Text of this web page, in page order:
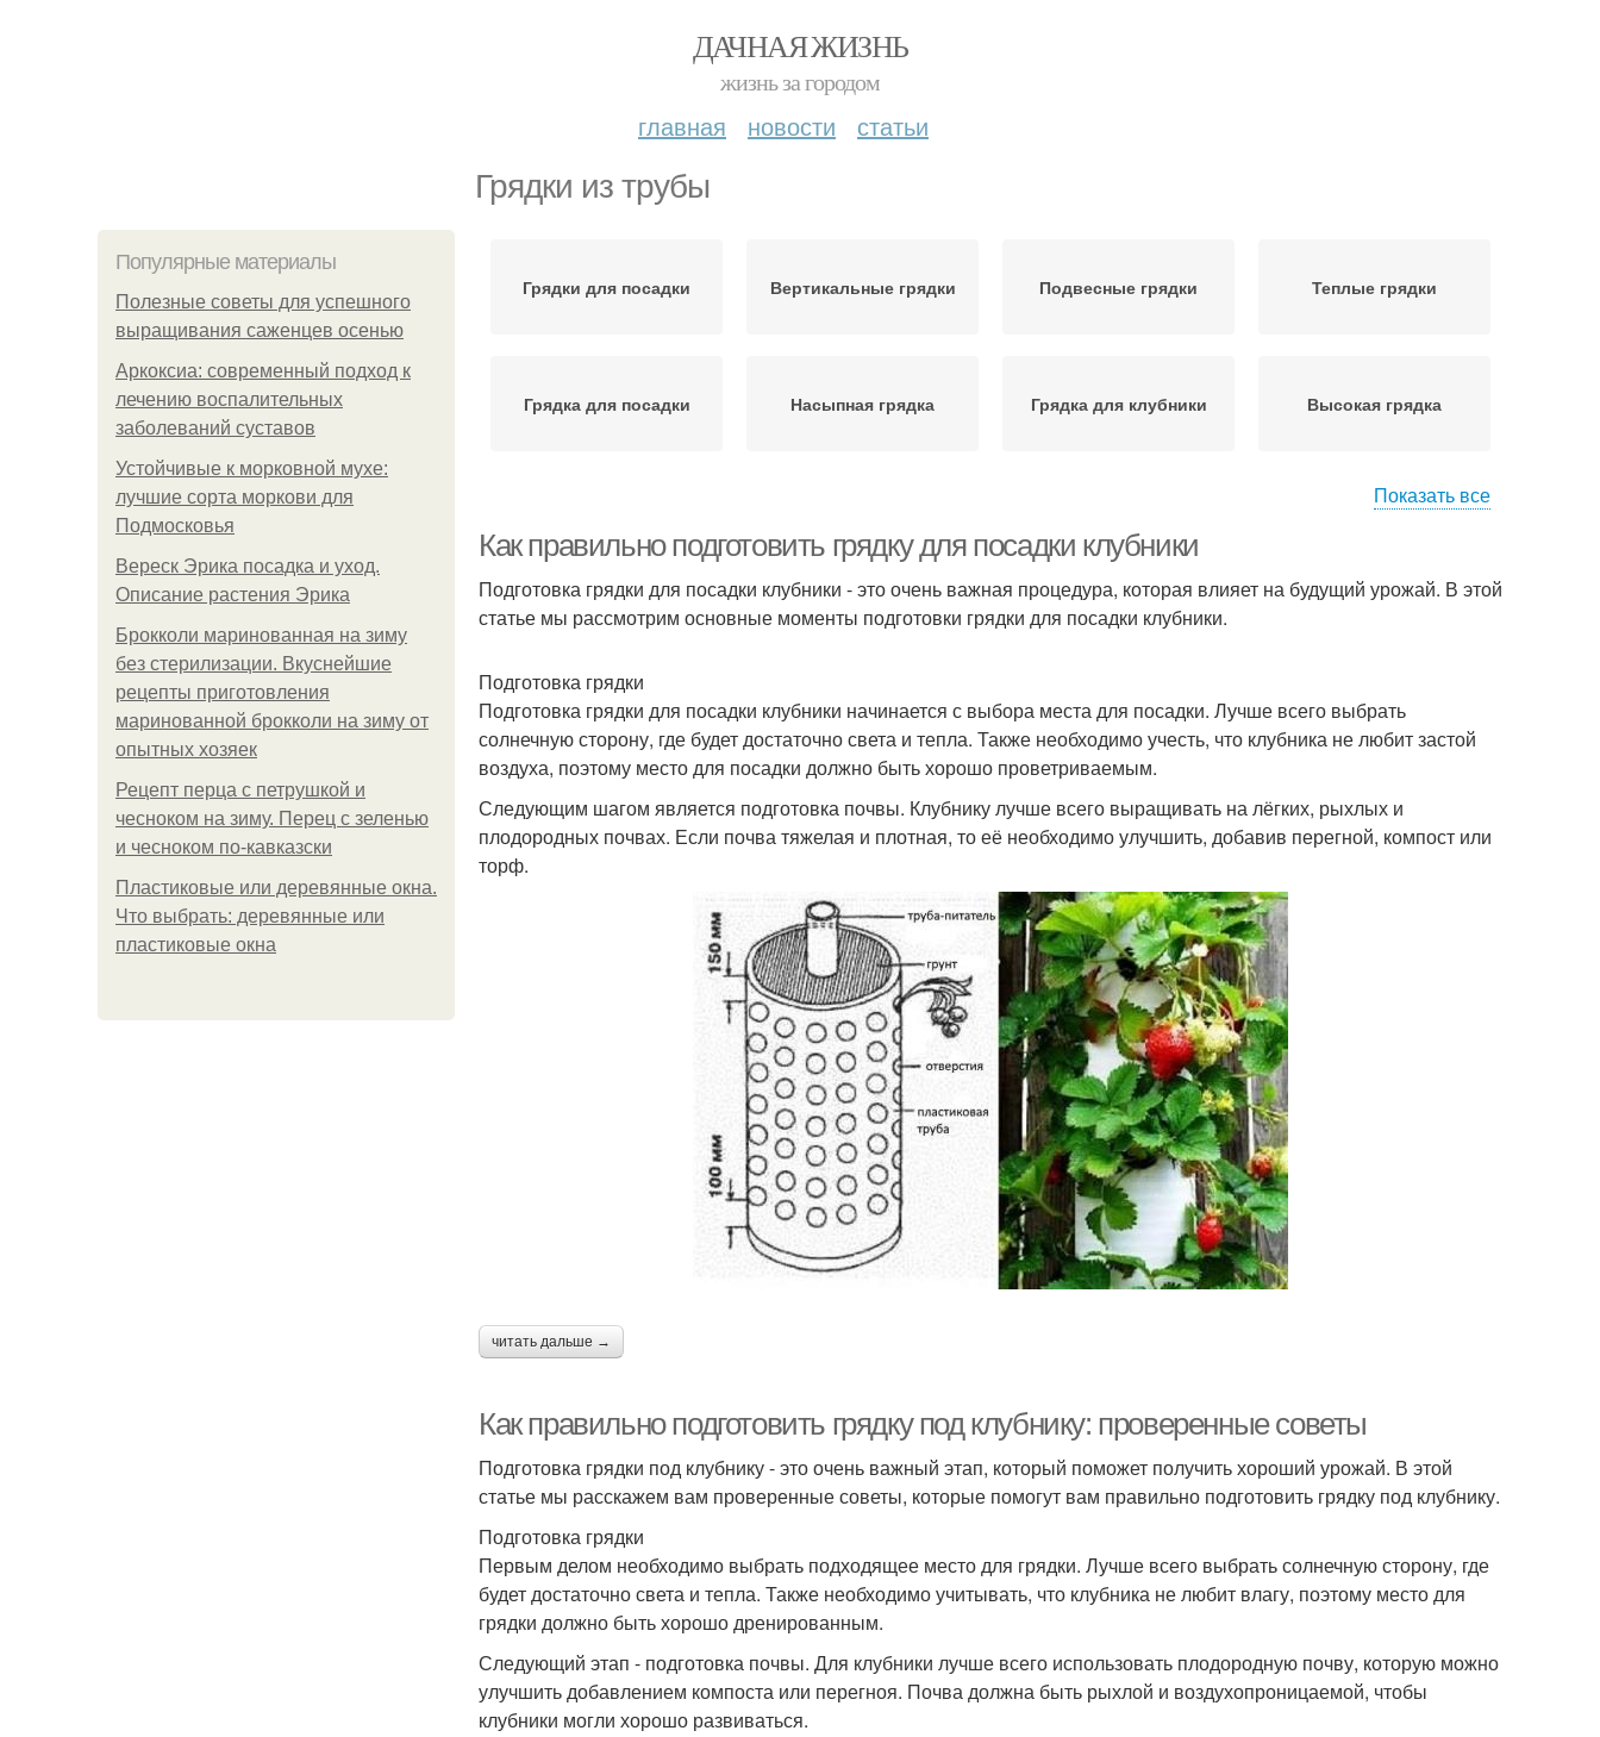
ДАЧНАЯ ЖИЗНЬ
жизнь за городом
главная новости статьи
Грядки из трубы
Популярные материалы
Полезные советы для успешного
выращивания саженцев осенью
Аркоксиа: современный подход к
лечению воспалительных
заболеваний суставов
Устойчивые к морковной мухе:
лучшие сорта моркови для
Подмосковья
Вереск Эрика посадка и уход.
Описание растения Эрика
Брокколи маринованная на зиму
без стерилизации. Вкуснейшие
рецепты приготовления
маринованной брокколи на зиму от
опытных хозяек
Рецепт перца с петрушкой и
чесноком на зиму. Перец с зеленью
и чесноком по-кавказски
Пластиковые или деревянные окна.
Что выбрать: деревянные или
пластиковые окна
Грядки для посадки Вертикальные грядки Подвесные грядки Теплые грядки
Грядка для посадки Насыпная грядка Грядка для клубники Высокая грядка
Показать все
Как правильно подготовить грядку для посадки клубники
Подготовка грядки для посадки клубники - это очень важная процедура, которая влияет на будущий урожай. В этой
статье мы рассмотрим основные моменты подготовки грядки для посадки клубники.
Подготовка грядки
Подготовка грядки для посадки клубники начинается с выбора места для посадки. Лучше всего выбрать
солнечную сторону, где будет достаточно света и тепла. Также необходимо учесть, что клубника не любит застой
воздуха, поэтому место для посадки должно быть хорошо проветриваемым.
Следующим шагом является подготовка почвы. Клубнику лучше всего выращивать на лёгких, рыхлых и
плодородных почвах. Если почва тяжелая и плотная, то её необходимо улучшить, добавив перегной, компост или
торф.
читать дальше →
Как правильно подготовить грядку под клубнику: проверенные советы
Подготовка грядки под клубнику - это очень важный этап, который поможет получить хороший урожай. В этой
статье мы расскажем вам проверенные советы, которые помогут вам правильно подготовить грядку под клубнику.
Подготовка грядки
Первым делом необходимо выбрать подходящее место для грядки. Лучше всего выбрать солнечную сторону, где
будет достаточно света и тепла. Также необходимо учитывать, что клубника не любит влагу, поэтому место для
грядки должно быть хорошо дренированным.
Следующий этап - подготовка почвы. Для клубники лучше всего использовать плодородную почву, которую можно
улучшить добавлением компоста или перегноя. Почва должна быть рыхлой и воздухопроницаемой, чтобы
клубники могли хорошо развиваться.